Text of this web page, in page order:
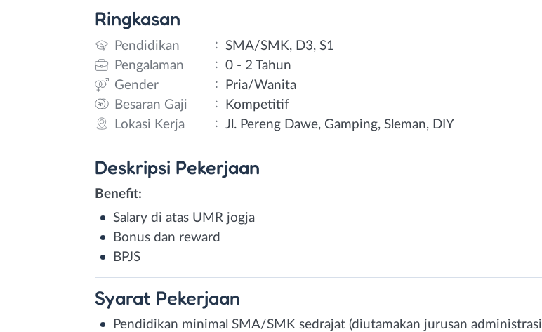
Ringkasan
Pendidikan : SMA/SMK, D3, S1
Pengalaman
: 0 - 2 Tahun
Gender
:
Pria/Wanita
Besaran Gaji
:
Kompetitif
Lokasi Kerja
: Jl. Pereng Dawe, Gamping, Sleman, DIY
Deskripsi Pekerjaan
Benefit:
Salary di atas UMR jogja
Bonus dan reward
BPJS
Syarat Pekerjaan
Pendidikan minimal SMA/SMK sedrajat (diutamakan jurusan administrasi